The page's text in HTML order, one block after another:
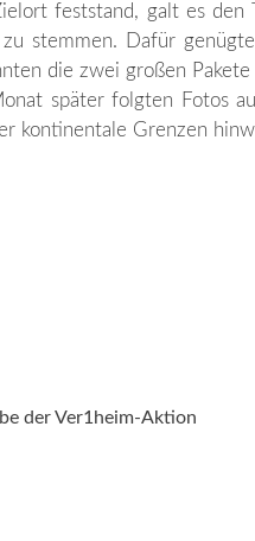
feststand, galt es den
stemmen. Dafür
die zwei großen
später folgten Fotos
kontinentale Grenzen
der Ver1heim-Aktion